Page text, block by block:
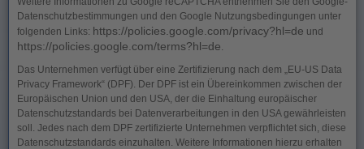
Datenschutzbestimmungen und den Google Nutzungsbedingungen unter
folgenden Links: https://policies.google.com/privacy?hl=de und
https://policies.google.com/terms?hl=de.
Das Unternehmen verfügt über eine Zertifizierung nach dem „EU-US Data
Privacy Framework“ (DPF). Der DPF ist ein Übereinkommen zwischen der
Europäischen Union und den USA, der die Einhaltung europäischer
Datenschutzstandards bei Datenverarbeitungen in den USA gewährleisten
soll. Jedes nach dem DPF zertifizierte Unternehmen verpflichtet sich, diese
Datenschutzstandards einzuhalten. Weitere Informationen hierzu erhalten